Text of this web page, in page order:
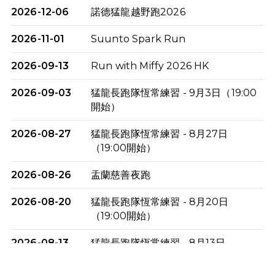
2026-12-06 諾德猛龍越野跑2026
2026-11-01 Suunto Spark Run
2026-09-13 Run with Miffy 2026 HK
2026-09-03
猛龍長跑隊恆常練習 - 9月3日（19:00
開始）
2026-08-27
猛龍長跑隊恆常練習 - 8月27日
（19:00開始）
2026-08-26 盂蘭慈善夜跑
2026-08-20
猛龍長跑隊恆常練習 - 8月20日
（19:00開始）
2026-08-13
猛龍長跑隊恆常練習 - 8月13日